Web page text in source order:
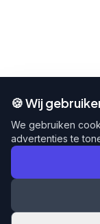
🍪 Wij
We gebruiken
advertenties te